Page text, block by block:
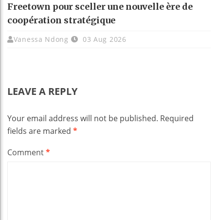
Freetown pour sceller une nouvelle ère de
coopération stratégique
Vanessa Ndong 03 Aug 2026
LEAVE A REPLY
Your email address will not be published. Required
fields are marked *
Comment*